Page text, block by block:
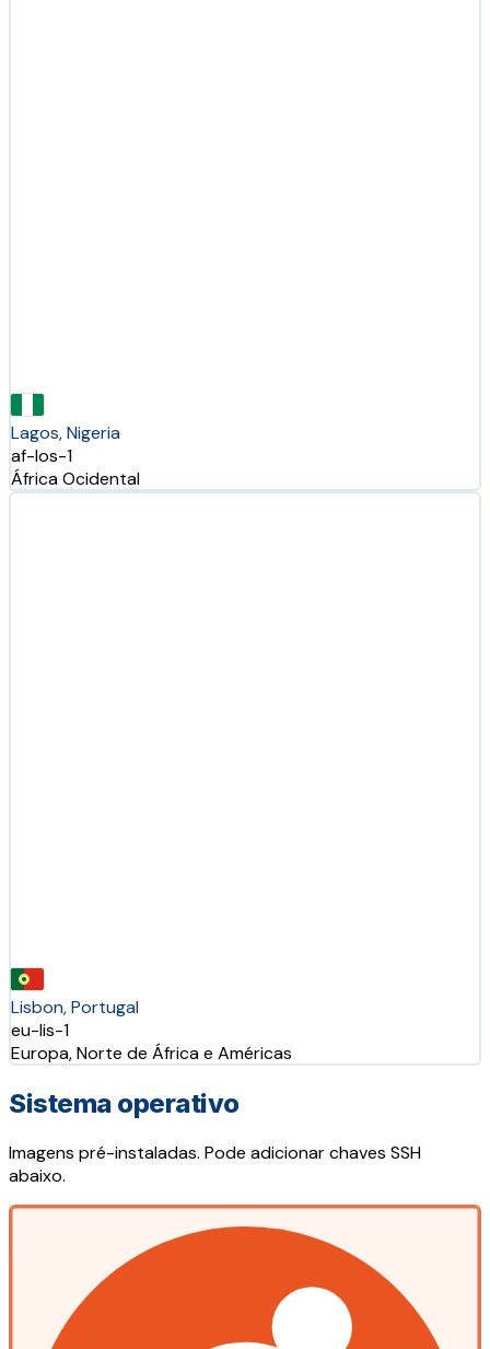
Lagos, Nigeria
af-los-1
África Ocidental
Lisbon, Portugal
eu-lis-1
Europa, Norte de África e Américas
Sistema operativo
Imagens pré-instaladas. Pode adicionar chaves SSH
abaixo.